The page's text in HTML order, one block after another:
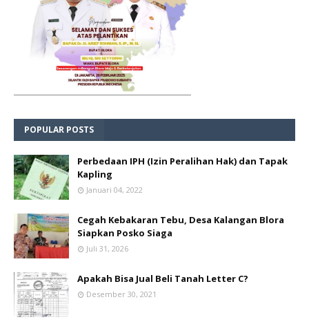
POPULAR POSTS
Perbedaan IPH (Izin Peralihan Hak) dan Tapak
Kapling
Januari 04, 2022
Cegah Kebakaran Tebu, Desa Kalangan Blora
Siapkan Posko Siaga
Juli 31, 2026
Apakah Bisa Jual Beli Tanah Letter C?
Desember 30, 2021